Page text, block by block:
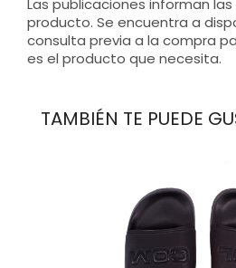
Las publicaciones informan
producto. Se encuentra a
consulta previa a la compra
es el producto que necesita.
TAMBIÉN TE PUEDE